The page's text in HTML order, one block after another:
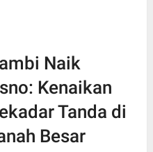
Naik
Kenaikan
Tanda di
Besar